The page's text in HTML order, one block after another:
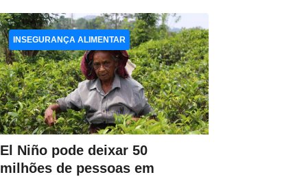
El Niño pode deixar 50
milhões de pessoas em
INSEGURANÇA ALIMENTAR